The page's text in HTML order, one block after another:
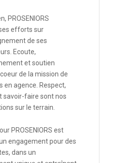
PROSENIORS
efforts sur
de ses
Ecoute,
et soutien
de la mission de
en agence. Respect,
savoir-faire sont nos
sur le terrain.
PROSENIORS est
engagement pour des
dans un